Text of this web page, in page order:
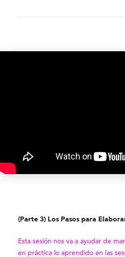
(Parte 3) Los Pasos para
Esta sesión nos va a ayudar de
en práctica lo aprendido en las